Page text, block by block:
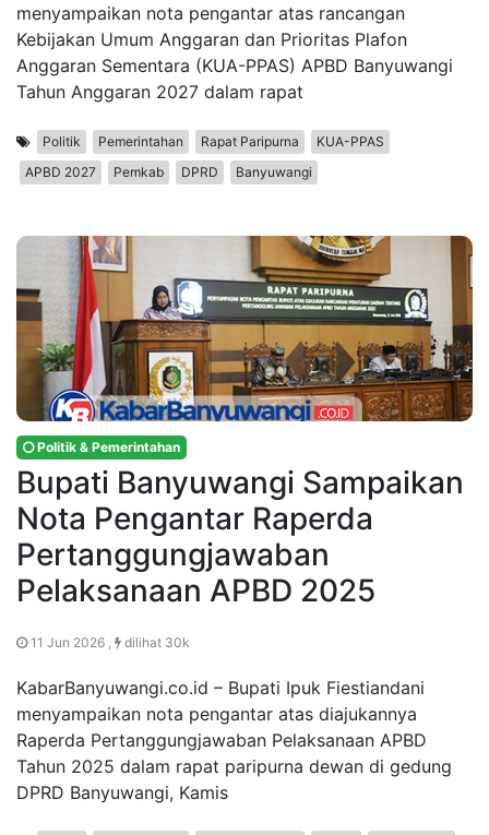
menyampaikan nota pengantar atas rancangan
Kebijakan Umum Anggaran dan Prioritas Plafon
Anggaran Sementara (KUA-PPAS) APBD Banyuwangi
Tahun Anggaran 2027 dalam rapat
Politik Pemerintahan Rapat Paripurna
KUA-PPAS
APBD 2027
Pemkab DPRD Banyuwangi
Politik & Pemerintahan
Bupati Banyuwangi Sampaikan
Nota Pengantar Raperda
Pertanggungjawaban
Pelaksanaan APBD 2025
11 Jun 2026 , dilihat 30k
KabarBanyuwangi.co.id – Bupati Ipuk Fiestiandani
menyampaikan nota pengantar atas diajukannya
Raperda Pertanggungjawaban Pelaksanaan APBD
Tahun 2025 dalam rapat paripurna dewan di gedung
DPRD Banyuwangi, Kamis